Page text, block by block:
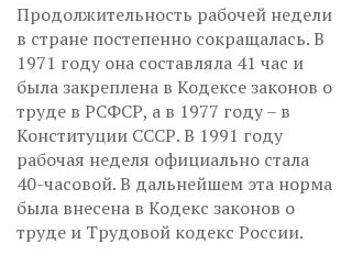
Продолжительность рабочей недели
в стране постепенно сокращалась. В
1971 году она составляла 41 час и
была закреплена в Кодексе законов о
труде в РСФСР, а в 1977 году – в
Конституции СССР. В 1991 году
рабочая неделя официально стала
40-часовой. В дальнейшем эта норма
была внесена в Кодекс законов о
труде и Трудовой кодекс России.